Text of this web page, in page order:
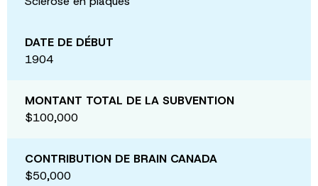
DATE DE DÉBUT
1904
MONTANT TOTAL DE LA SUBVENTION
$100,000
CONTRIBUTION DE BRAIN CANADA
$50,000